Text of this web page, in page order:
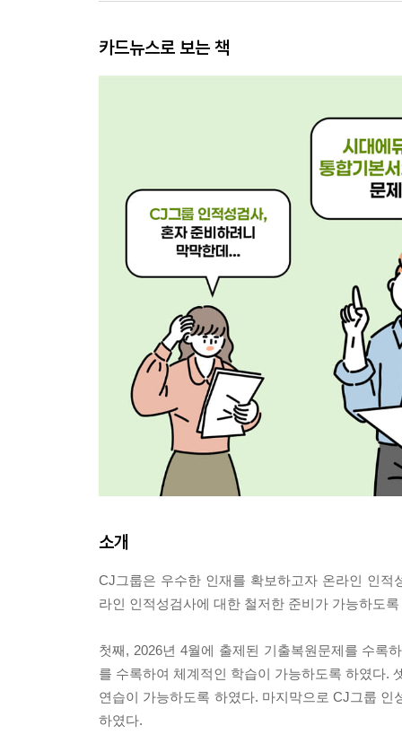
카드뉴스로 보는 책
소개
CJ그룹은 우수한 인재를 확보하고자 온라인 인
라인 인적성검사에 대한 철저한 준비가 가능하도
첫째, 2026년 4월에 출제된 기출복원문제를 수록
를 수록하여 체계적인 학습이 가능하도록 하였다.
연습이 가능하도록 하였다. 마지막으로 CJ그룹
하였다.